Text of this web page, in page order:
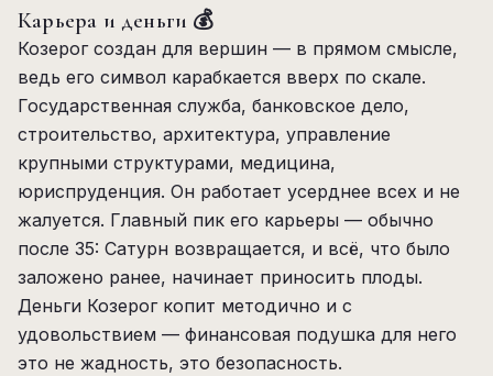
Карьера и деньги 💰
Козерог создан для вершин — в прямом смысле,
ведь его символ карабкается вверх по скале.
Государственная служба, банковское дело,
строительство, архитектура, управление
крупными структурами, медицина,
юриспруденция. Он работает усерднее всех и не
жалуется. Главный пик его карьеры — обычно
после 35: Сатурн возвращается, и всё, что было
заложено ранее, начинает приносить плоды.
Деньги Козерог копит методично и с
удовольствием — финансовая подушка для него
это не жадность, это безопасность.